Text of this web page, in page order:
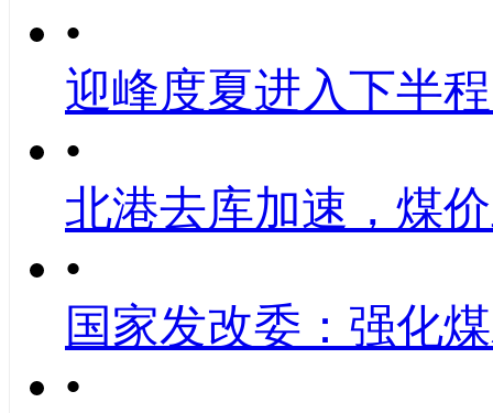
•
迎峰度夏进入下半
•
北港去库加速，煤
•
国家发改委：强化
•